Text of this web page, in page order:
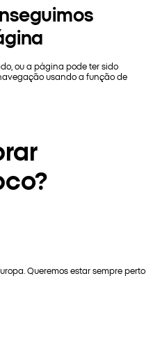
ou a página pode ter sido
usando a função de
Queremos estar sempre perto